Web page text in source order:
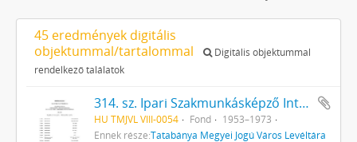
45 eredmények digitális
objektummal/tartalommal
Digitális objektummal
rendelkező találatok
314. sz. Ipari Szakmunkásképző Intézet (Fellner Jakab)
HU TMJVL VIII-0054 Fond
1953–1973
Ennek része:Tatabánya Megyei Jogú Város Levéltára